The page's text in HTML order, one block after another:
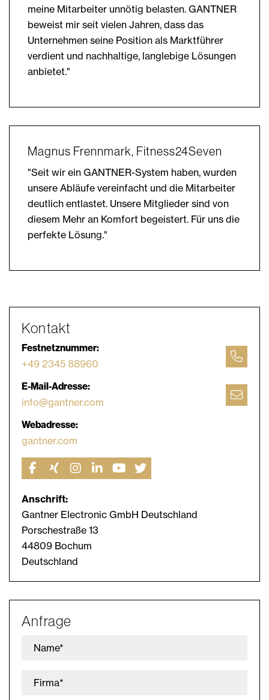
meine Mitarbeiter unnötig belasten. GANTNER
beweist mir seit vielen Jahren, dass das
Unternehmen seine Position als Marktführer
verdient und nachhaltige, langlebige Lösungen
anbietet."
Magnus Frennmark, Fitness24Seven
"Seit wir ein GANTNER-System haben, wurden
unsere Abläufe vereinfacht und die Mitarbeiter
deutlich entlastet. Unsere Mitglieder sind von
diesem Mehr an Komfort begeistert. Für uns die
perfekte Lösung."
Kontakt
Festnetznummer:
+49 2345 88960
E-Mail-Adresse:
info@gantner.com
Webadresse:
gantner.com
Anschrift:
Gantner Electronic GmbH Deutschland
Porschestraße 13
44809 Bochum
Deutschland
Anfrage
Name*
Firma*